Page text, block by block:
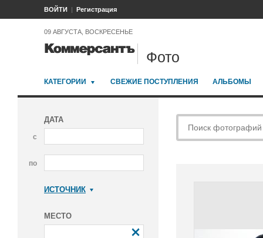
ВОЙТИ Регистрация
09 АВГУСТА, ВОСКРЕСЕНЬЕ
Фото
КАТЕГОРИИ СВЕЖИЕ ПОСТУПЛЕНИЯ АЛЬБОМЫ
ДАТА
с
по
ИСТОЧНИК
МЕСТО